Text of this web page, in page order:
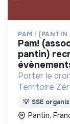
PAM ! (PANTIN
pam! (association pour un droit à l’emploi à
pantin)
Porter le
Territoire
(Quartier
dignes,
💡 SSE
Pantin,